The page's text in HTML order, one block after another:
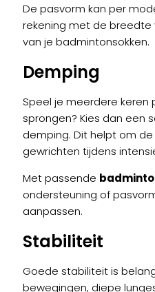
De pasvorm kan per
rekening met de
van je badmintonsokken.
Demping
Speel je meerdere keren
sprongen? Kies dan een
demping. Dit helpt om
gewrichten tijdens
Met passende
ondersteuning of
aanpassen.
Stabiliteit
Goede stabiliteit is
bewegingen, diepe